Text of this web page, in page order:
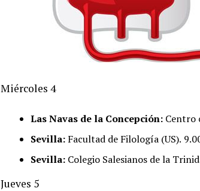
Miércoles 4
Las Navas de la Concepción: Centro
Sevilla: Facultad de Filología (US).
Sevilla: Colegio Salesianos de la
Jueves 5